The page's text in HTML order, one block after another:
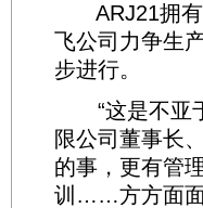
ARJ21拥有
飞公司力争生
步进行。
“这是不亚于
限公司董事长
的事，更有管
训……方方面面